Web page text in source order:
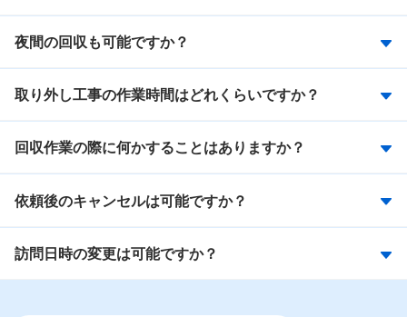
夜間の回収も可能ですか？
取り外し工事の作業時間はどれくらいですか？
回収作業の際に何かすることはありますか？
依頼後のキャンセルは可能ですか？
訪問日時の変更は可能ですか？